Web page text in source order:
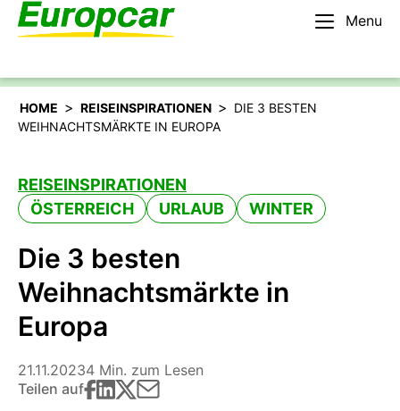
Menu
Deutsch
HOME > REISEINSPIRATIONEN > DIE 3 BESTEN
WEIHNACHTSMÄRKTE IN EUROPA
REISEINSPIRATIONEN
ÖSTERREICH
URLAUB WINTER
Die 3 besten
Weihnachtsmärkte in
Europa
21.11.20234 Min. zum Lesen
Teilen auf